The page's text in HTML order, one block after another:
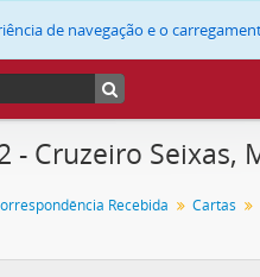
de navegação e o
- Cruzeiro Seixas,
Recebida Cartas